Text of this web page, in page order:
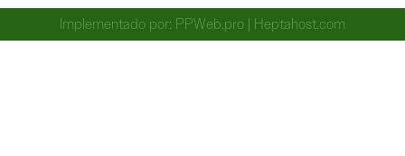
Implementado por: PPWeb.pro | Heptahost.com